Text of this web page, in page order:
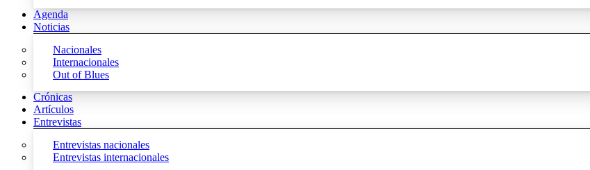
Agenda
Noticias
Nacionales
Internacionales
Out of Blues
Crónicas
Artículos
Entrevistas
Entrevistas nacionales
Entrevistas internacionales